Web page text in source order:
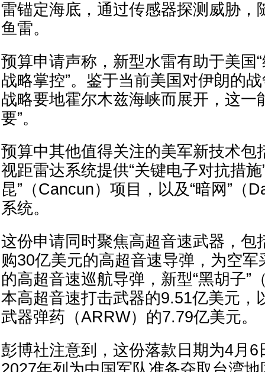
雷锚定海底，通过传感器探测威胁，
鱼雷。
预算申请声称，新型水雷有助于美国
战略掌控”。鉴于当前美国对伊朗的
战略要地霍尔木兹海峡而展开，这一
要”。
预算中其他值得关注的美军新技术包
视距雷达系统提供“关键电子对抗措施
昆”（Cancun）项目，以及“暗网”（
系统。
这份申请同时聚焦高超音速武器，包
购30亿美元的高超音速导弹，为空
的高超音速巡航导弹，新型“黑胡子”
本高超音速打击武器的9.51亿美元，
武器弹药（ARRW）的7.79亿美元。
彭博社注意到，这份落款日期为4月6